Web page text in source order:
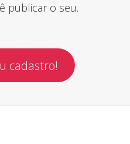
publicar o seu.
cadastro!